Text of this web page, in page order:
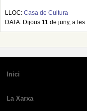
LLOC: Casa de Cultura
DATA: Dijous 11 de juny, a les
Inici
La Xarxa